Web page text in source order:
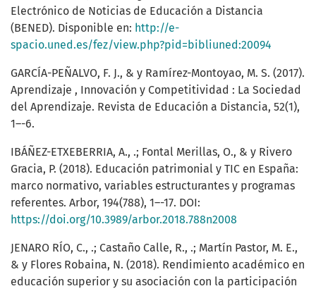
Electrónico de Noticias de Educación a Distancia
(BENED). Disponible en: http://e-
spacio.uned.es/fez/view.php?pid=bibliuned:20094
GARCÍA-PEÑALVO, F. J., & y Ramírez-Montoyao, M. S. (2017).
Aprendizaje , Innovación y Competitividad : La Sociedad
del Aprendizaje. Revista de Educación a Distancia, 52(1),
1–-6.
IBÁÑEZ-ETXEBERRIA, A., .; Fontal Merillas, O., & y Rivero
Gracia, P. (2018). Educación patrimonial y TIC en España:
marco normativo, variables estructurantes y programas
referentes. Arbor, 194(788), 1–-17. DOI:
https://doi.org/10.3989/arbor.2018.788n2008
JENARO RÍO, C., .; Castaño Calle, R., .; Martín Pastor, M. E.,
& y Flores Robaina, N. (2018). Rendimiento académico en
educación superior y su asociación con la participación